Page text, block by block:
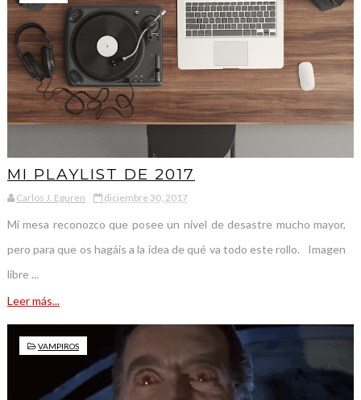
MI PLAYLIST DE 2017
Carlos J. Eguren diciembre 30, 2017
Mi mesa reconozco que posee un nivel de desastre mucho mayor,
pero para que os hagáis a la idea de qué va todo este rollo. Imagen
libre ...
Leer más...
VAMPIROS